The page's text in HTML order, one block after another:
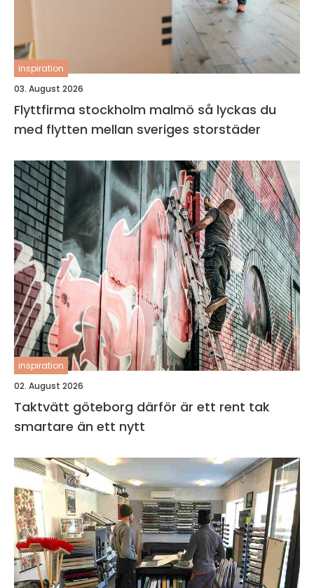
inspiration
03. August 2026
Flyttfirma stockholm malmö så lyckas du
med flytten mellan sveriges storstäder
inspiration
02. August 2026
Taktvätt göteborg därför är ett rent tak
smartare än ett nytt